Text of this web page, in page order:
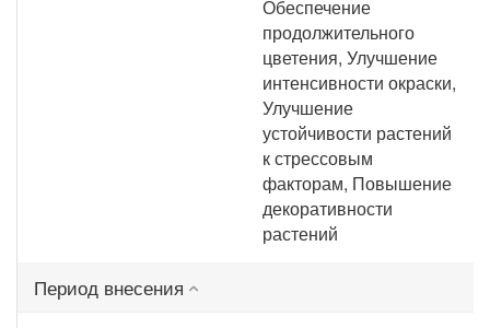
Обеспечение
продолжительного
цветения, Улучшение
интенсивности окраски,
Улучшение
устойчивости растений
к стрессовым
факторам, Повышение
декоративности
растений
Период внесения